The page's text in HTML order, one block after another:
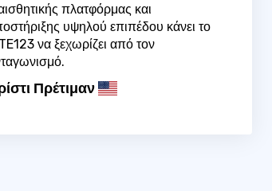
πλατφόρμας και
υψηλού επιπέδου κάνει το
να ξεχωρίζει από τον
Πρέτιμαν